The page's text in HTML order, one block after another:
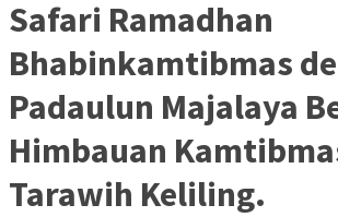
Safari Ramadhan
Bhabinkamtibmas
Padaulun Majalaya
Himbauan
Tarawih Keliling.